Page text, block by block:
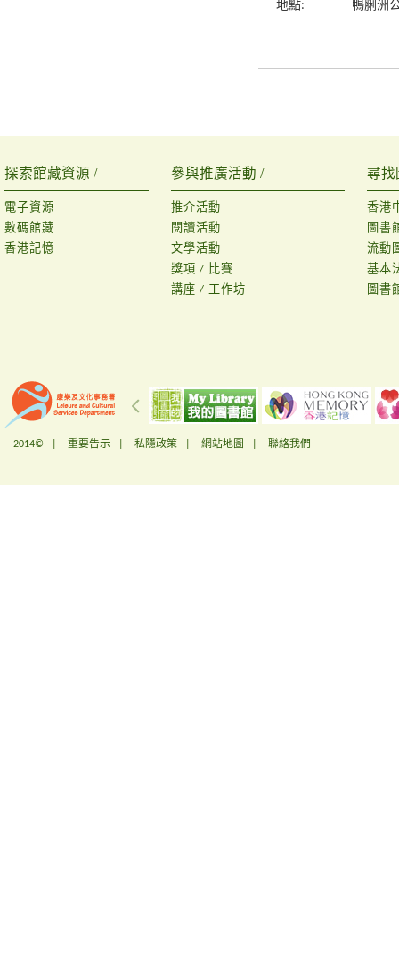
地點:
鴨脷洲
探索館藏資源 /
電子資源
數碼館藏
香港記憶
參與推廣活動 /
推介活動
閱讀活動
文學活動
獎項 / 比賽
講座 / 工作坊
尋找
香港
圖書
流動
基本
圖書
2014© | 重要告示 私隱政策 網站地圖 聯絡我們